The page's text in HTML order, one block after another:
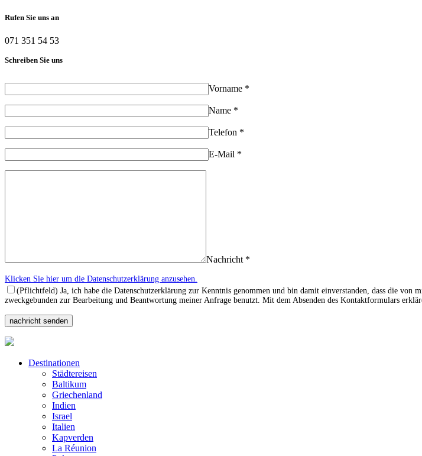
Rufen Sie uns an
071 351 54 53
Schreiben Sie uns
Vorname *
Name *
Telefon *
E-Mail *
Nachricht *
Klicken Sie hier um die Datenschutzerklärung anzusehen.
(Pflichtfeld) Ja, ich habe die Datenschutzerklärung zur Kenntnis genommen und bin damit einverstanden, dass die von
zweckgebunden zur Bearbeitung und Beantwortung meiner Anfrage benutzt. Mit dem Absenden des Kontaktformulars
Destinationen
Städtereisen
Baltikum
Griechenland
Indien
Israel
Italien
Kapverden
La Réunion